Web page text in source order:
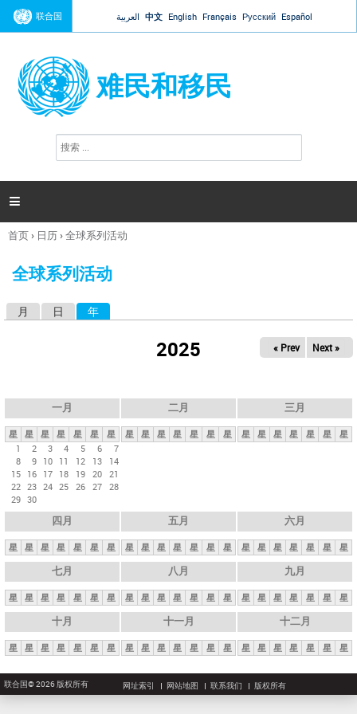
Jump to navigation
联合国 العربية 中文 English Français Русский Español
难民和移民
搜
索

你
这
首页› 日历›全球系列活动
全球系列活动
月 日 年
2025 « Prev Next »
一月
星 星 星 星 星 星
星
1
2 3 4 5 6
7
8
9 10 11 12 13
14
15 16 17 18 19 20 21
22 23 24 25 26 27 28
29 30
二月
星 星 星 星 星 星 星
三月
星 星 星 星 星 星 星
四月
星 星 星 星 星 星 星
五月
星 星 星 星 星 星 星
六月
星 星 星 星 星 星 星
七月
星 星 星 星 星 星 星
八月
星 星 星 星 星 星 星
九月
星 星 星 星 星 星 星
十月
星 星 星 星 星 星 星
十一月
星 星 星 星 星 星 星
十二月
星 星 星 星 星 星 星
联合国© 2026 版权所有 网址索引 网站地图 联系我们 版权所有